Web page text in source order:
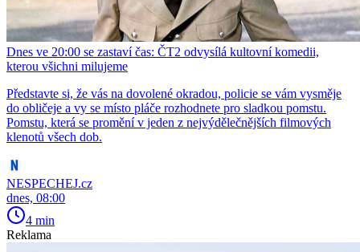
Dnes ve 20:00 se zastaví čas: ČT2 odvysílá kultovní komedii,
kterou všichni milujeme
Představte si, že vás na dovolené okradou, policie se vám vysměje
do obličeje a vy se místo pláče rozhodnete pro sladkou pomstu.
Pomstu, která se promění v jeden z nejvýdělečnějších filmových
klenotů všech dob.
NESPECHEJ.cz
dnes, 08:00
4 min
Reklama